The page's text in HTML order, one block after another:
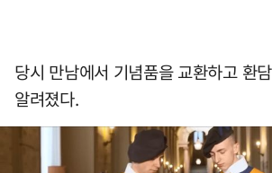
당시 만남에서 기념품을 교환하고 환
알려졌다.